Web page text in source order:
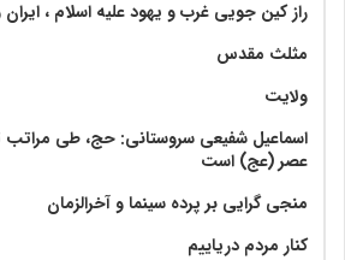
راز کین جویی غرب و یهود علیه اسلام ،
مثلث مقدس
ولايت‏
اسماعیل شفیعی سروستانی: حج، طی مراتب
عصر (عج) است
منجی گرایی بر پرده سینما و آخرالزمان
کنار مردم دریاییم